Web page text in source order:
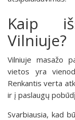
Kaip
Vilniuje?
Vilniuje masažo
vietos yra
Renkantis verta
ir į paslaugų
Svarbiausia, kad